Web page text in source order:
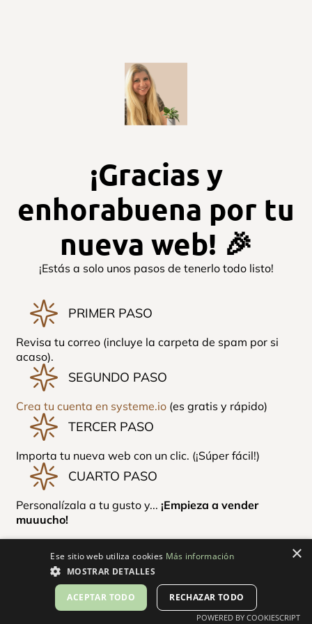
¡Gracias y
enhorabuena por tu
nueva web! 🎉
¡Estás a solo unos pasos de tenerlo todo listo!
PRIMER PASO
Revisa tu correo (incluye la carpeta de spam por si
acaso).
SEGUNDO PASO
Crea tu cuenta en systeme.io (es gratis y rápido)
TERCER PASO
Importa tu nueva web con un clic. (¡Súper fácil!)
CUARTO PASO
Personalízala a tu gusto y... ¡Empieza a vender
muuucho!
×
Ese sitio web utiliza cookies Más información
MOSTRAR DETALLES
ACEPTAR TODO RECHAZAR TODO
POWERED BY COOKIESCRIPT